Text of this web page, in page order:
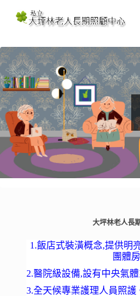
大坪林老人長
1.飯店式裝潢概念,提供明
團體
2.醫院級設備,設有中央氣
3.全天候專業護理人員照護